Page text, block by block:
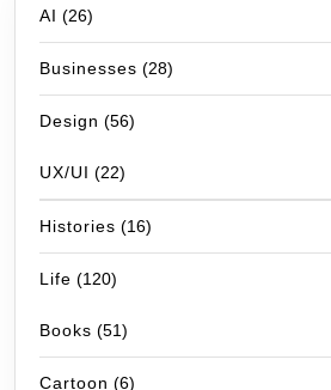
AI (26)
Businesses (28)
Design (56)
UX/UI (22)
Histories (16)
Life (120)
Books (51)
Cartoon (6)